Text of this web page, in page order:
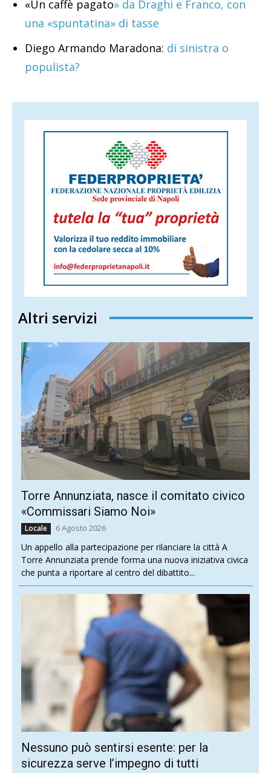
«Un caffè pagato» da Draghi e Franco, con
una «spuntatina» di tasse
Diego Armando Maradona: di sinistra o
populista?
Altri servizi
Torre Annunziata, nasce il comitato civico
«Commissari Siamo Noi»
Locale 6 Agosto 2026
Un appello alla partecipazione per rilanciare la città A
Torre Annunziata prende forma una nuova iniziativa civica
che punta a riportare al centro del dibattito...
Nessuno può sentirsi esente: per la
sicurezza serve l’impegno di tutti